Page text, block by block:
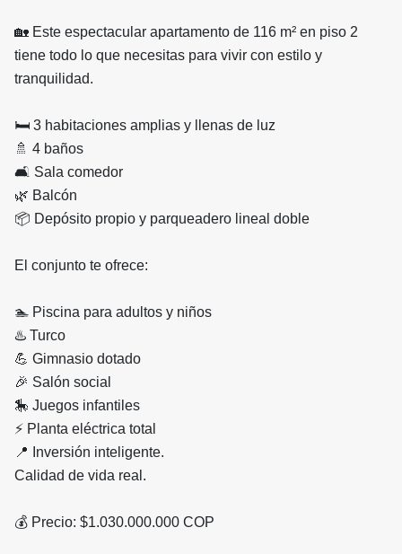
🏡 Este espectacular apartamento de 116 m² en piso 2
tiene todo lo que necesitas para vivir con estilo y
tranquilidad.
🛏️ 3 habitaciones amplias y llenas de luz
🚿 4 baños
🛋️ Sala comedor
🌿 Balcón
📦 Depósito propio y parqueadero lineal doble
El conjunto te ofrece:
🏊 Piscina para adultos y niños
♨️ Turco
💪 Gimnasio dotado
🎉 Salón social
🎠 Juegos infantiles
⚡ Planta eléctrica total
📍 Inversión inteligente.
Calidad de vida real.
💰 Precio: $1.030.000.000 COP